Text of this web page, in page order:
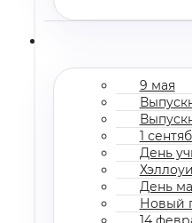
9 мая
1
День
День
Новый